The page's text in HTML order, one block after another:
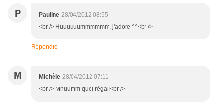
P Pauline 28/04/2012 08:55
<br /> Huuuuuummmmmm, j'adore ^^<br />
Répondre
M Michèle 28/04/2012 07:11
<br /> Mhuumm quel régal!<br />